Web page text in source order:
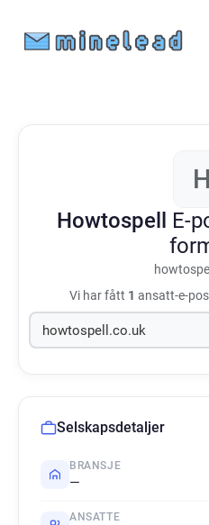
H
Howtospell E-
Vi har fått 1 ansatt-e-
Selskapsdetaljer
BRANSJE
—
ANSATTE